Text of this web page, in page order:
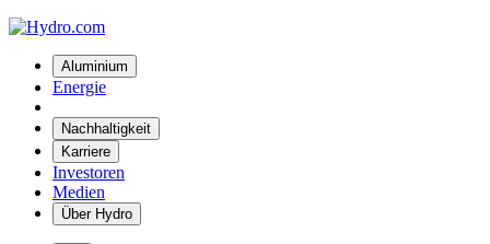
Aluminium
Energie
Nachhaltigkeit
Karriere
Investoren
Medien
Über Hydro